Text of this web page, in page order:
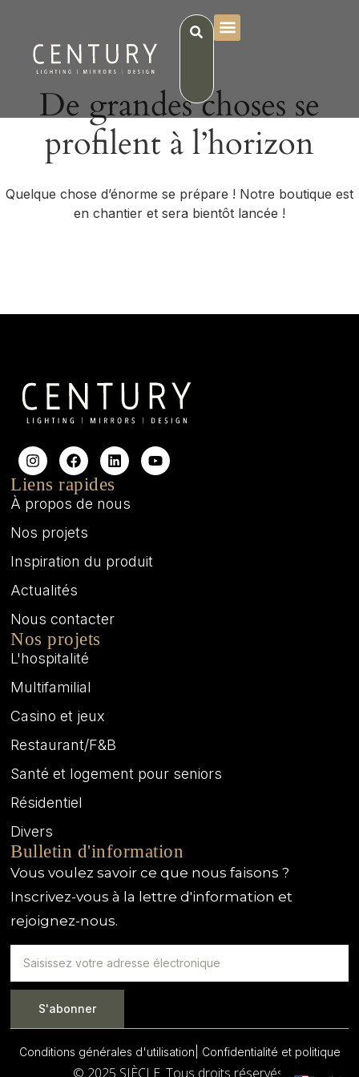
De grandes choses se
profilent à l’horizon
Quelque chose d’énorme se prépare ! Notre boutique est
en chantier et sera bientôt lancée !
Liens rapides
À propos de nous
Nos projets
Inspiration du produit
Actualités
Nous contacter
Nos projets
L'hospitalité
Multifamilial
Casino et jeux
Restaurant/F&B
Santé et logement pour seniors
Résidentiel
Divers
Bulletin d'information
Vous voulez savoir ce que nous faisons ?
Inscrivez-vous à la lettre d'information et
rejoignez-nous.
S'abonner
Conditions générales d'utilisation | Confidentialité et politique
© 2025 SIÈCLE. Tous droits réservés.